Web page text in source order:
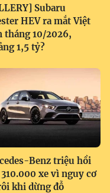
Subaru
HEV ra mắt Việt
tháng 10/2026,
1,5 tỷ?
Benz triệu hồi
xe vì nguy cơ
khi dừng đỗ